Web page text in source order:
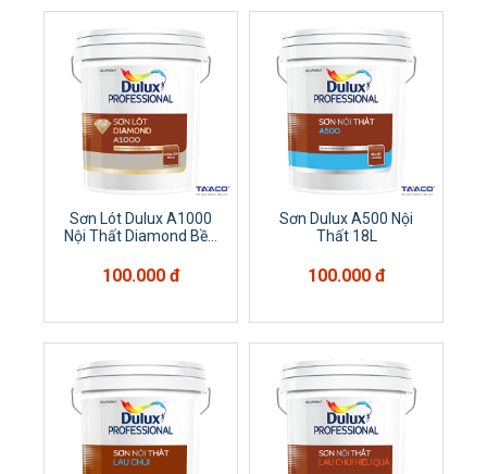
Sơn Lót Dulux A1000
Nội Thất Diamond Bề...
100.000 đ
Sơn Dulux A500 Nội
Thất 18L
100.000 đ